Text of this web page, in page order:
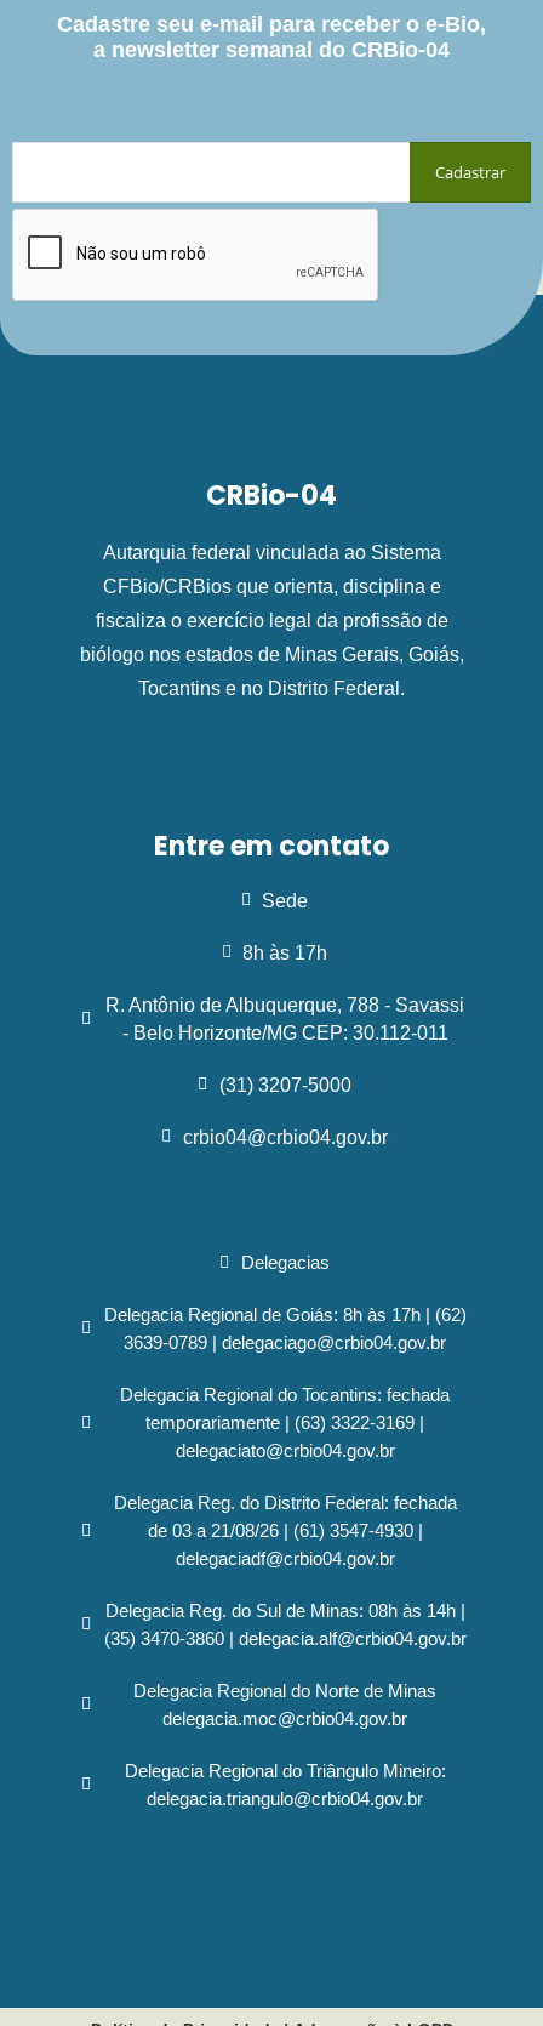
Cadastre seu e-mail para receber o e-Bio,
a newsletter semanal do CRBio-04
CRBio-04
Autarquia federal vinculada ao Sistema
CFBio/CRBios que orienta, disciplina e
fiscaliza o exercício legal da profissão de
biólogo nos estados de Minas Gerais, Goiás,
Tocantins e no Distrito Federal.
Entre em contato
Sede
8h às 17h
R. Antônio de Albuquerque, 788 - Savassi
- Belo Horizonte/MG CEP: 30.112-011
(31) 3207-5000
crbio04@crbio04.gov.br
Delegacias
Delegacia Regional de Goiás: 8h às 17h | (62)
3639-0789 | delegaciago@crbio04.gov.br
Delegacia Regional do Tocantins: fechada
temporariamente | (63) 3322-3169 |
delegaciato@crbio04.gov.br
Delegacia Reg. do Distrito Federal: fechada
de 03 a 21/08/26 | (61) 3547-4930 |
delegaciadf@crbio04.gov.br
Delegacia Reg. do Sul de Minas: 08h às 14h |
(35) 3470-3860 | delegacia.alf@crbio04.gov.br
Delegacia Regional do Norte de Minas
delegacia.moc@crbio04.gov.br
Delegacia Regional do Triângulo Mineiro:
delegacia.triangulo@crbio04.gov.br